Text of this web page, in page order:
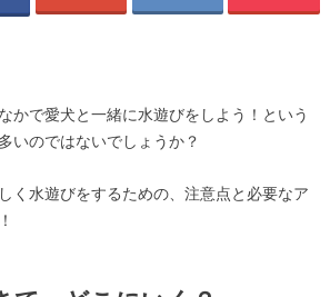
かで愛犬と一緒に水遊びをしよう！という
いのではないでしょうか？
く水遊びをするための、注意点と必要なア